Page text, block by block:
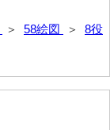
＞ 58絵図 ＞ 8役